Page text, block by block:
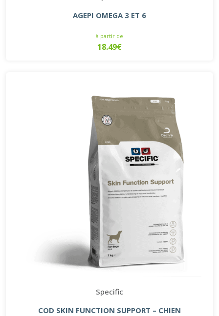
AGEPI OMEGA 3 ET 6
à partir de
18.49€
Specific
COD SKIN FUNCTION SUPPORT – CHIEN